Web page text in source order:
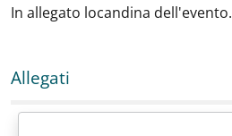
In allegato locandina dell'evento.
Allegati